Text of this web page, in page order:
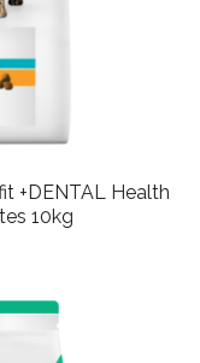
+DENTAL Health
10kg